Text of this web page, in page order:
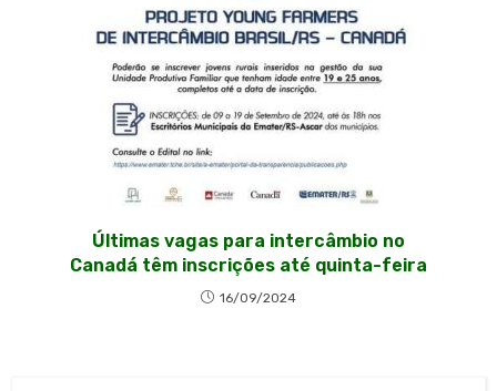
Últimas vagas para intercâmbio no
Canadá têm inscrições até quinta-feira
16/09/2024